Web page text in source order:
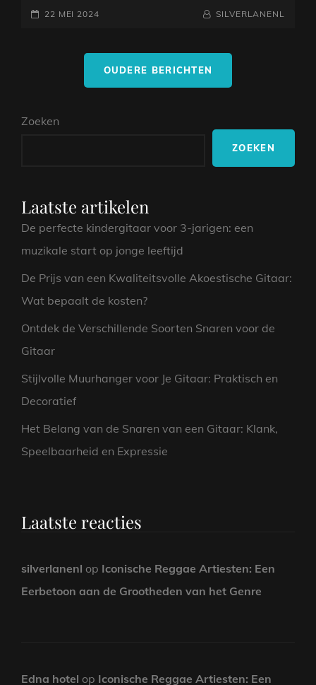
MUZIEKACADEMIE
GEPLAATST
22 MEI 2024 NAAMREGEL
BYLINE
SILVERLANENL
Berichtnavigatie
OUDERE BERICHTEN
Zoeken
ZOEKEN
Laatste artikelen
De perfecte kindergitaar voor 3-jarigen: een
muzikale start op jonge leeftijd
De Prijs van een Kwaliteitsvolle Akoestische Gitaar:
Wat bepaalt de kosten?
Ontdek de Verschillende Soorten Snaren voor de
Gitaar
Stijlvolle Muurhanger voor Je Gitaar: Praktisch en
Decoratief
Het Belang van de Snaren van een Gitaar: Klank,
Speelbaarheid en Expressie
Laatste reacties
silverlanenl op Iconische Reggae Artiesten: Een
Eerbetoon aan de Grootheden van het Genre
Edna hotel op Iconische Reggae Artiesten: Een